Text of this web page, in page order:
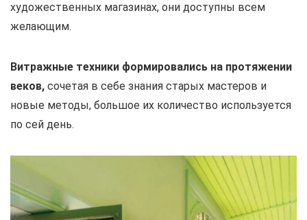
художественных магазинах, они доступны всем
желающим.
Витражные техники формировались на протяжении
веков, сочетая в себе знания старых мастеров и
новые методы, большое их количество используется
по сей день.